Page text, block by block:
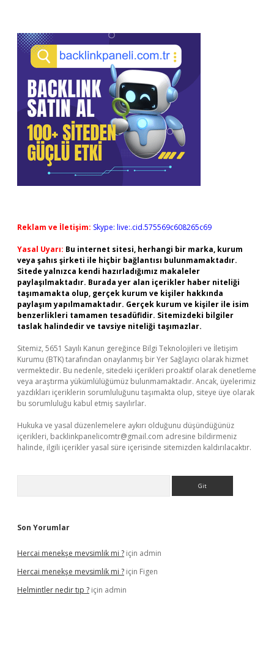
Reklam ve İletişim: Skype: live:.cid.575569c608265c69
Yasal Uyarı: Bu internet sitesi, herhangi bir marka, kurum
veya şahıs şirketi ile hiçbir bağlantısı bulunmamaktadır.
Sitede yalnızca kendi hazırladığımız makaleler
paylaşılmaktadır. Burada yer alan içerikler haber niteliği
taşımamakta olup, gerçek kurum ve kişiler hakkında
paylaşım yapılmamaktadır. Gerçek kurum ve kişiler ile isim
benzerlikleri tamamen tesadüfidir. Sitemizdeki bilgiler
taslak halindedir ve tavsiye niteliği taşımazlar.
Sitemiz, 5651 Sayılı Kanun gereğince Bilgi Teknolojileri ve İletişim
Kurumu (BTK) tarafından onaylanmış bir Yer Sağlayıcı olarak hizmet
vermektedir. Bu nedenle, sitedeki içerikleri proaktif olarak denetleme
veya araştırma yükümlülüğümüz bulunmamaktadır. Ancak, üyelerimiz
yazdıkları içeriklerin sorumluluğunu taşımakta olup, siteye üye olarak
bu sorumluluğu kabul etmiş sayılırlar.
Hukuka ve yasal düzenlemelere aykırı olduğunu düşündüğünüz
içerikleri, backlinkpanelicomtr@gmail.com adresine bildirmeniz
halinde, ilgili içerikler yasal süre içerisinde sitemizden kaldırılacaktır.
Son Yorumlar
Hercai menekşe mevsimlik mi ? için admin
Hercai menekşe mevsimlik mi ? için Figen
Helmintler nedir tıp ? için admin